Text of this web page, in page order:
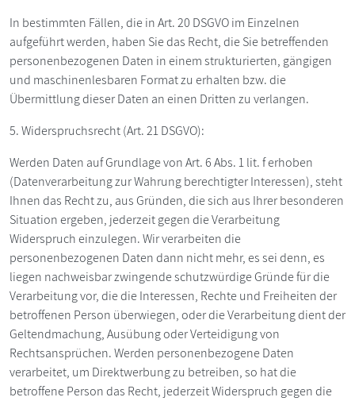
In bestimmten Fällen, die in Art. 20 DSGVO im Einzelnen
aufgeführt werden, haben Sie das Recht, die Sie betreffenden
personenbezogenen Daten in einem strukturierten, gängigen
und maschinenlesbaren Format zu erhalten bzw. die
Übermittlung dieser Daten an einen Dritten zu verlangen.
5. Widerspruchsrecht (Art. 21 DSGVO):
Werden Daten auf Grundlage von Art. 6 Abs. 1 lit. f erhoben
(Datenverarbeitung zur Wahrung berechtigter Interessen), steht
Ihnen das Recht zu, aus Gründen, die sich aus Ihrer besonderen
Situation ergeben, jederzeit gegen die Verarbeitung
Widerspruch einzulegen. Wir verarbeiten die
personenbezogenen Daten dann nicht mehr, es sei denn, es
liegen nachweisbar zwingende schutzwürdige Gründe für die
Verarbeitung vor, die die Interessen, Rechte und Freiheiten der
betroffenen Person überwiegen, oder die Verarbeitung dient der
Geltendmachung, Ausübung oder Verteidigung von
Rechtsansprüchen. Werden personenbezogene Daten
verarbeitet, um Direktwerbung zu betreiben, so hat die
betroffene Person das Recht, jederzeit Widerspruch gegen die